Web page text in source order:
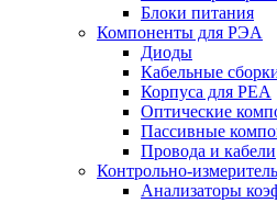
Блоки питания
Компоненты для РЭА
Диоды
Кабельные
Корпуса для РЕА
Оптические
Пассивные
Провода и кабели
Контрольно-
Анализаторы